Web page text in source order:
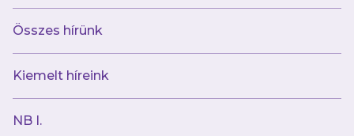
Összes hírünk
Kiemelt híreink
NB I.